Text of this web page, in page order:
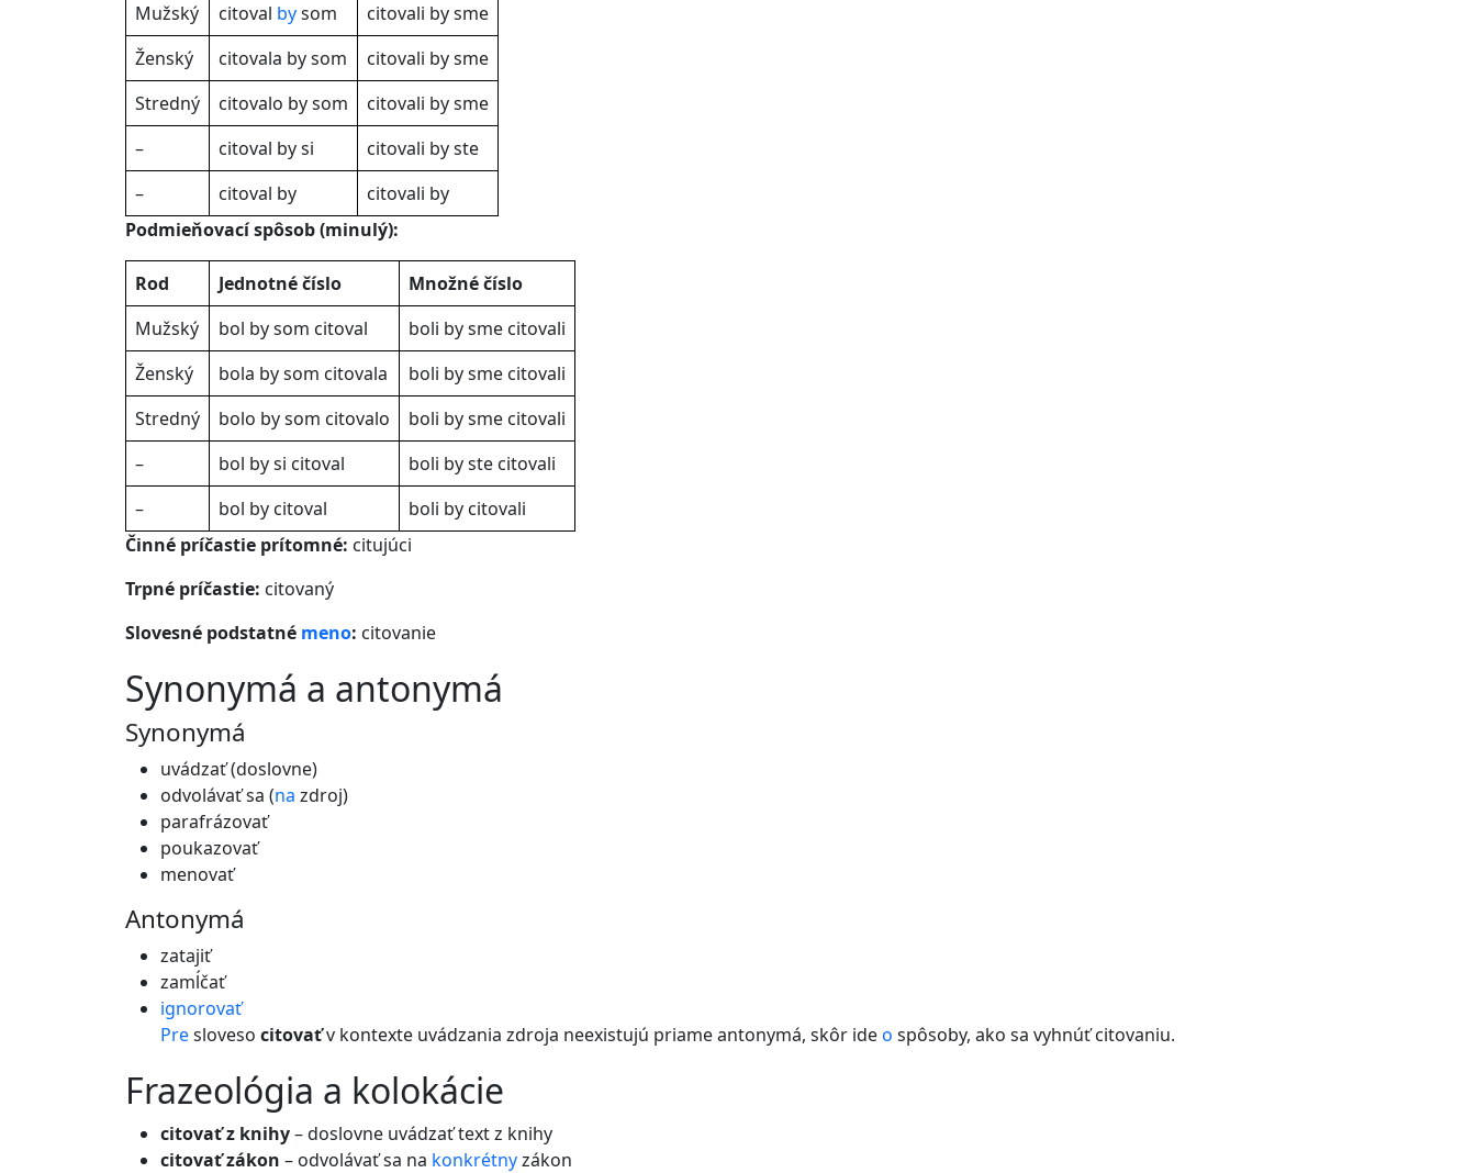
Mužský
citoval bysom
citovali by sme
Ženský
citovala by som
citovali by sme
Stredný
citovalo by som
citovali by sme
–
citoval by si
citovali by ste
–
citoval by
citovali by
Podmieňovací spôsob (minulý):
Rod Jednotné číslo
Množné číslo
Mužský
bol by som citoval
boli by sme citovali
Ženský
bola by som citovala
boli by sme citovali
Stredný
bolo by som citovalo
boli by sme citovali
–
bol by si citoval
boli by ste citovali
–
bol by citoval
boli by citovali
Činné príčastie prítomné: citujúci
Trpné príčastie: citovaný
Slovesné podstatné meno: citovanie
synonymá a antonymá
Synonymá
uvádzať (doslovne)
odvolávať sa (na zdroj)
parafrázovať
poukazovať
menovať
Antonymá
zatajiť
zamĺčať
ignorovať
Presloveso citovaťv kontexte uvádzania zdroja neexistujú priame antonymá, skôr ideo spôsoby, ako sa vyhnúť citovaniu.
frazeológia a kolokácie
citovať z knihy– doslovne uvádzať text z knihy
citovať zákon – odvolávať sa na konkrétnyzákon